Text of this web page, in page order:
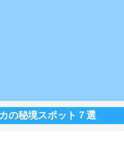
の秘境スポット７選